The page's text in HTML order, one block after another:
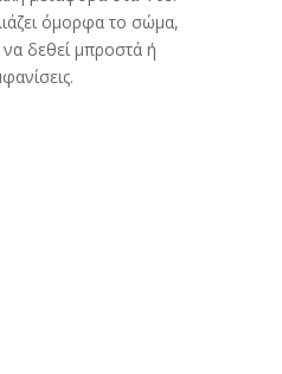
όμορφα το σώμα,
δεθεί μπροστά ή